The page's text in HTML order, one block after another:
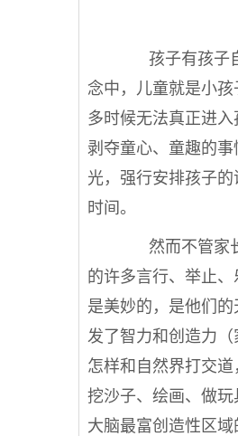
孩子有孩子自
念中，儿童就是小
多时候无法真正进
剥夺童心、童趣的
光，强行安排孩子
时间。
然而不管家长
的许多言行、举止
是美妙的，是他们
发了智力和创造力（
怎样和自然界打交
挖沙子、绘画、做
大脑最富创造性区